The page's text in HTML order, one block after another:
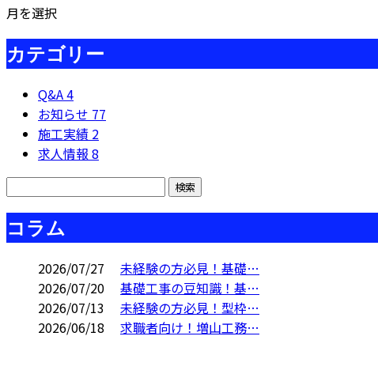
月を選択
カテゴリー
Q&A4
お知らせ 77
施工実績 2
求人情報 8
コラム
2026/07/27
未経験の方必見！基礎…
2026/07/20
基礎工事の豆知識！基…
2026/07/13
未経験の方必見！型枠…
2026/06/18
求職者向け！増山工務…